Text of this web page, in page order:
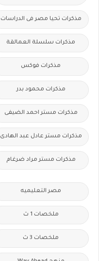
مذكرات تحيا مصر فى الدراسات
مذكرات سلسلة العمالقة
مذكرات فوكس
مذكرات محمود بدر
مذكرات مستر احمد الضيفى
مذكرات مستر عادل عبد الهادى
مذكرات مستر مراد ضرغام
مصر التعليميه
ملخصات 1 ث
ملخصات 3 ث